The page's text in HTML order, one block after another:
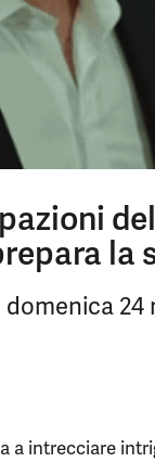
la
24
a intrecciare